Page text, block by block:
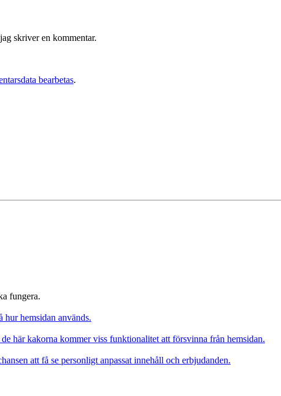
skriver en kommentar.
bearbetas.
fungera.
hur hemsidan används.
här kakorna kommer viss funktionalitet att försvinna från hemsidan.
att få se personligt anpassat innehåll och erbjudanden.